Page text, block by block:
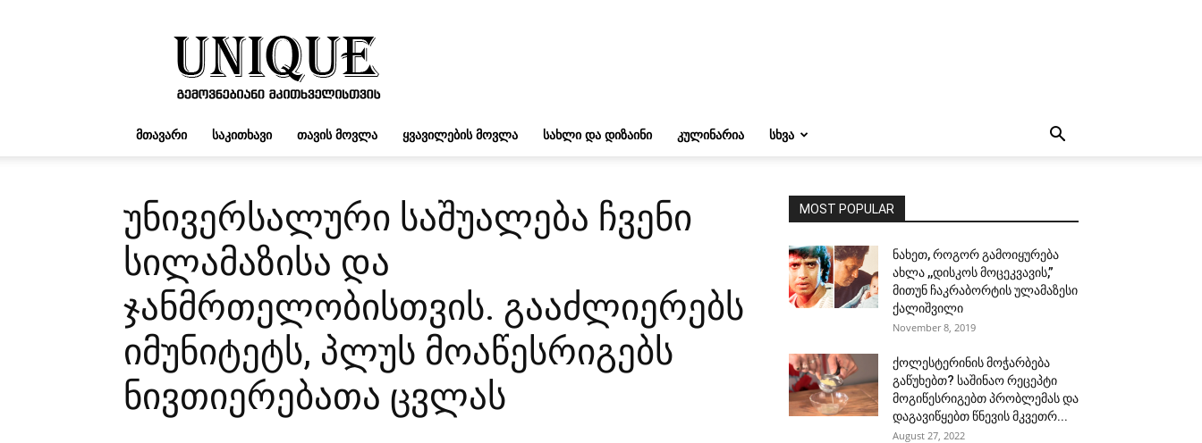
UNIQUE.GE
ᲛᲗᲐᲕᲐᲠᲘ ᲡᲐᲙᲘᲗᲮᲐᲕᲘ ᲗᲐᲕᲘᲡ ᲛᲝᲕᲚᲐ ᲧᲕᲐᲕᲘᲚᲔᲑᲘᲡ ᲛᲝᲕᲚᲐ ᲡᲐᲮᲚᲘ ᲓᲐ ᲓᲘᲖᲐᲘᲜᲘ ᲙᲣᲚᲘᲜᲐᲠᲘᲐ ᲡᲮᲕᲐ
უნივერსალური საშუალება ჩვენი
სილამაზისა და
ჯანმრთელობისთვის. გააძლიერებს
იმუნიტეტს, პლუს მოაწესრიგებს
ნივთიერებათა ცვლას
MOST POPULAR
ნახეთ, როგორ გამოიყურება
ახლა ,,დისკოს მოცეკვავის,”
მითუნ ჩაკრაბორტის ულამაზესი
ქალიშვილი
November 8, 2019
ქოლესტერინის მოჭარბება
გაწუხებთ? საშინაო რეცეპტი
მოგიწესრიგებთ პრობლემას და
დაგავიწყებთ წნევის მკვეთრ...
August 27, 2022